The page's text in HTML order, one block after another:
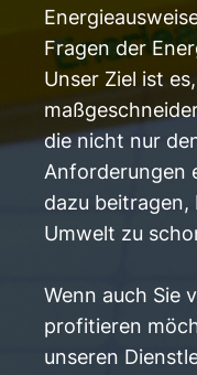
Fragen der
Unser Ziel ist
die nicht nur
Anforderungen
dazu beitragen,
Umwelt zu
Wenn auch Sie
profitieren
unseren